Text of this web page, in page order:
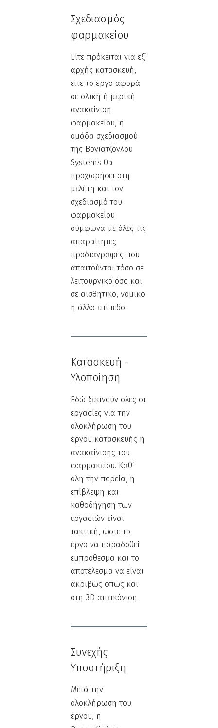
Σχεδιασμός
φαρμακείου
Είτε πρόκειται για εξ’
αρχής κατασκευή,
είτε το έργο αφορά
σε ολική ή μερική
ανακαίνιση
φαρμακείου, η
ομάδα σχεδιασμού
της Βογιατζόγλου
Systems θα
προχωρήσει στη
μελέτη και τον
σχεδιασμό του
φαρμακείου
σύμφωνα με όλες τις
απαραίτητες
προδιαγραφές που
απαιτούνται τόσο σε
λειτουργικό όσο και
σε αισθητικό, νομικό
ή άλλο επίπεδο.
Κατασκευή -
Υλοποίηση
Εδώ ξεκινούν όλες οι
εργασίες για την
ολοκλήρωση του
έργου κατασκευής ή
ανακαίνισης του
φαρμακείου. Καθ’
όλη την πορεία, η
επίβλεψη και
καθοδήγηση των
εργασιών είναι
τακτική, ώστε το
έργο να παραδοθεί
εμπρόθεσμα και το
αποτέλεσμα να είναι
ακριβώς όπως και
στη 3D απεικόνιση.
Συνεχής
Υποστήριξη
Μετά την
ολοκλήρωση του
έργου, η